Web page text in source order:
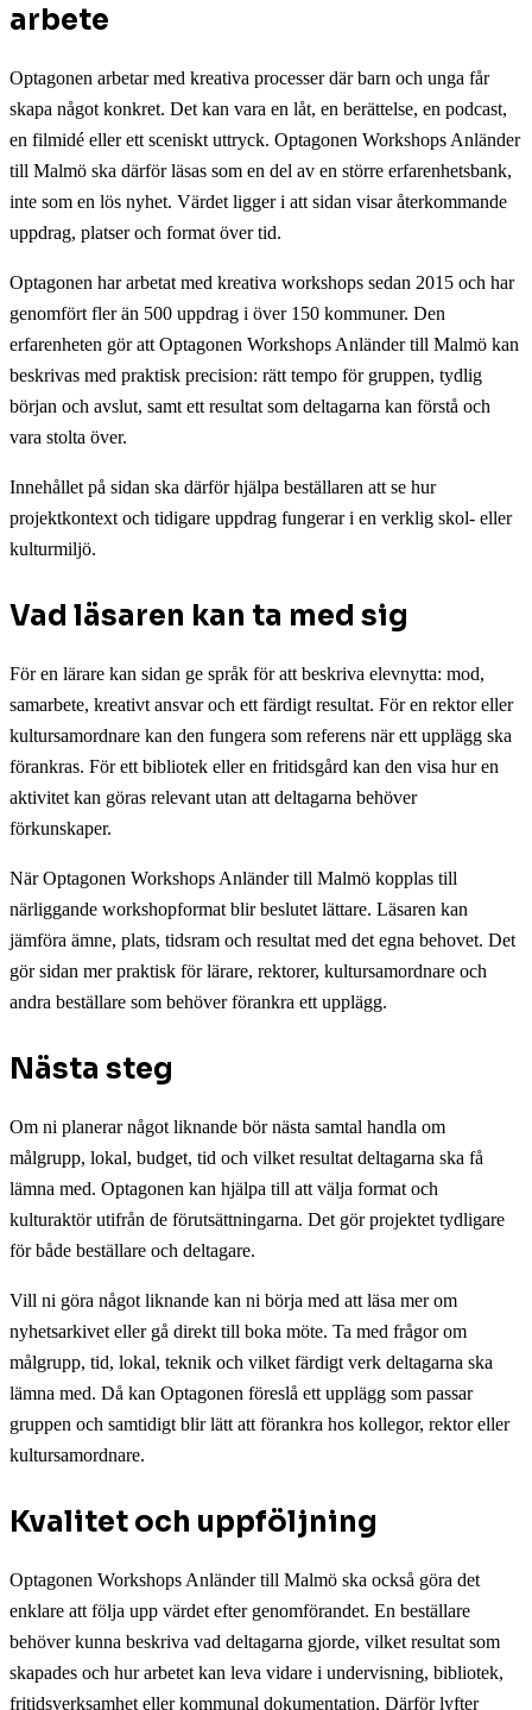
arbete
Optagonen arbetar med kreativa processer där barn och unga får
skapa något konkret. Det kan vara en låt, en berättelse, en podcast,
en filmidé eller ett sceniskt uttryck. Optagonen Workshops Anländer
till Malmö ska därför läsas som en del av en större erfarenhetsbank,
inte som en lös nyhet. Värdet ligger i att sidan visar återkommande
uppdrag, platser och format över tid.
Optagonen har arbetat med kreativa workshops sedan 2015 och har
genomfört fler än 500 uppdrag i över 150 kommuner. Den
erfarenheten gör att Optagonen Workshops Anländer till Malmö kan
beskrivas med praktisk precision: rätt tempo för gruppen, tydlig
början och avslut, samt ett resultat som deltagarna kan förstå och
vara stolta över.
Innehållet på sidan ska därför hjälpa beställaren att se hur
projektkontext och tidigare uppdrag fungerar i en verklig skol- eller
kulturmiljö.
Vad läsaren kan ta med sig
För en lärare kan sidan ge språk för att beskriva elevnytta: mod,
samarbete, kreativt ansvar och ett färdigt resultat. För en rektor eller
kultursamordnare kan den fungera som referens när ett upplägg ska
förankras. För ett bibliotek eller en fritidsgård kan den visa hur en
aktivitet kan göras relevant utan att deltagarna behöver
förkunskaper.
När Optagonen Workshops Anländer till Malmö kopplas till
närliggande workshopformat blir beslutet lättare. Läsaren kan
jämföra ämne, plats, tidsram och resultat med det egna behovet. Det
gör sidan mer praktisk för lärare, rektorer, kultursamordnare och
andra beställare som behöver förankra ett upplägg.
Nästa steg
Om ni planerar något liknande bör nästa samtal handla om
målgrupp, lokal, budget, tid och vilket resultat deltagarna ska få
lämna med. Optagonen kan hjälpa till att välja format och
kulturaktör utifrån de förutsättningarna. Det gör projektet tydligare
för både beställare och deltagare.
Vill ni göra något liknande kan ni börja med att läsa mer om
nyhetsarkivet eller gå direkt till boka möte. Ta med frågor om
målgrupp, tid, lokal, teknik och vilket färdigt verk deltagarna ska
lämna med. Då kan Optagonen föreslå ett upplägg som passar
gruppen och samtidigt blir lätt att förankra hos kollegor, rektor eller
kultursamordnare.
Kvalitet och uppföljning
Optagonen Workshops Anländer till Malmö ska också göra det
enklare att följa upp värdet efter genomförandet. En beställare
behöver kunna beskriva vad deltagarna gjorde, vilket resultat som
skapades och hur arbetet kan leva vidare i undervisning, bibliotek,
fritidsverksamhet eller kommunal dokumentation. Därför lyfter